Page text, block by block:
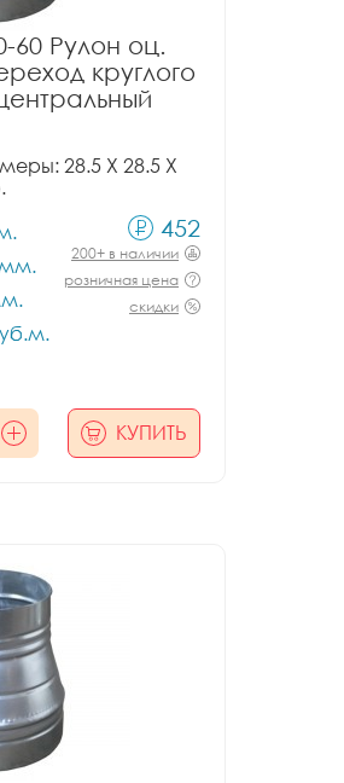
60 Рулон оц.
круглого
28.5 X 28.5 X
452
200+ в наличии
розничная цена
скидки
КУПИТЬ